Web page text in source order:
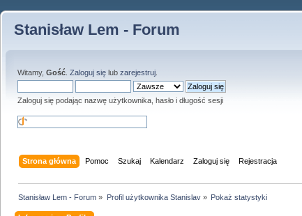
Stanisław Lem - Forum
Witamy, Gość Zaloguj się lub zarejestruj
Zaloguj się podając nazwę użytkownika, hasło i długość sesji
Strona główna Pomoc Szukaj Kalendarz Zaloguj się Rejestracja
Stanisław Lem - Forum » Profil użytkownika Stanislav» Pokaż statystyki